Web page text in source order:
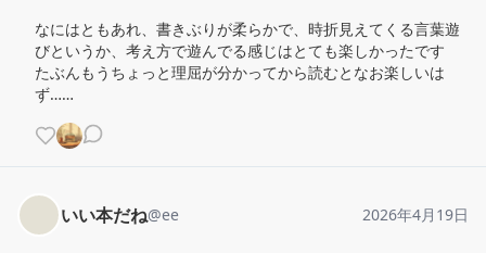
なにはともあれ、書きぶりが柔らかで、時折見えてくる言葉遊
びというか、考え方で遊んでる感じはとても楽しかったです
たぶんもうちょっと理屈が分かってから読むとなお楽しいは
ず……
いい本だね@ee 2026年4月19日